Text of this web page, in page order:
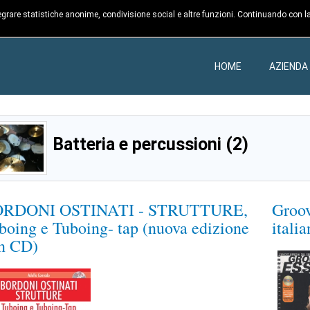
HOME AZIENDA
Batteria e percussioni (2)
OSTINATI - STRUTTURE,
e Tuboing- tap (nuova edizione
CD)
statistiche anonime, condivisione social e altre funzioni. Continuando con